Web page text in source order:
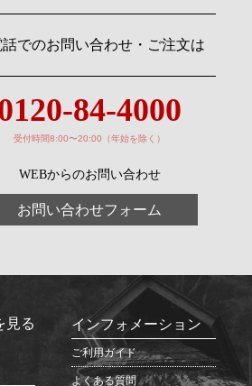
話でのお問い合わせ・ご注文は
84-4000
受付時間8:00〜20:00（年始を除く）
WEBからのお問い合わせ
お問い合わせフォーム
見る インフォメーション
ご利用ガイド
よくある質問